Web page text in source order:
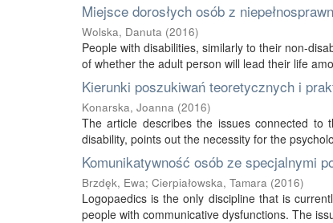
Miejsce dorosłych osób z
Wolska, Danuta (2016)
People with disabilities, similarly to their non-
of whether the adult person will lead their life
Kierunki poszukiwań teoretycznych i
Konarska, Joanna (2016)
The article describes the issues connected to
disability, points out the necessity for the
Komunikatywność osób ze specjalnymi
Brzdęk, Ewa; Cierpiałowska, Tamara (2016)
Logopaedics is the only discipline that is
people with communicative dysfunctions. The